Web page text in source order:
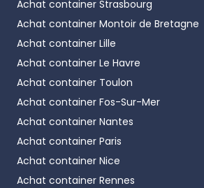
Achat container Strasbourg
Achat container Montoir de Bretagne
Achat container Lille
Achat container Le Havre
Achat container Toulon
Achat container Fos-Sur-Mer
Achat container Nantes
Achat container Paris
Achat container Nice
Achat container Rennes